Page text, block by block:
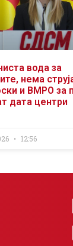
вода за
нема
и ВМРО за
дата центри
12:56